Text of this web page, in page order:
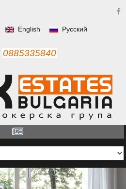
English Русский
0885335840